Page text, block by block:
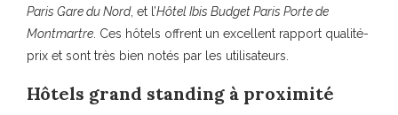
Paris Gare du Nord, et l’Hôtel Ibis Budget Paris Porte de
Montmartre . Ces hôtels offrent un excellent rapport qualité-
prix et sont très bien notés par les utilisateurs.
Hôtels grand standing à proximité